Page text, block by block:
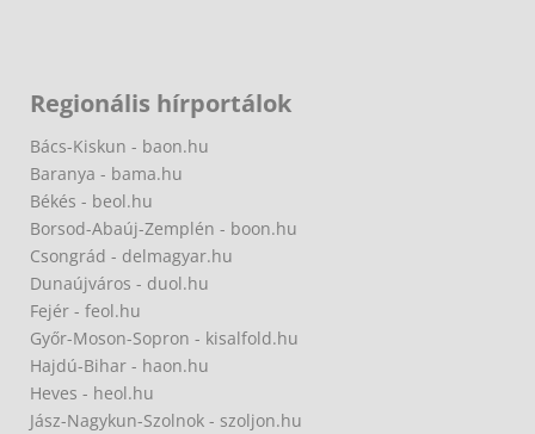
Regionális hírportálok
Bács-Kiskun - baon.hu
Baranya - bama.hu
Békés - beol.hu
Borsod-Abaúj-Zemplén - boon.hu
Csongrád - delmagyar.hu
Dunaújváros - duol.hu
Fejér - feol.hu
Győr-Moson-Sopron - kisalfold.hu
Hajdú-Bihar - haon.hu
Heves - heol.hu
Jász-Nagykun-Szolnok - szoljon.hu